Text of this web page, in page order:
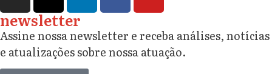
newsletter
Assine nossa newsletter e receba análises, notícias
e atualizações sobre nossa atuação.